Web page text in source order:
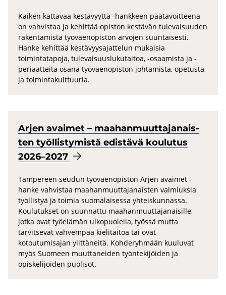
Kaiken kattavaa kestävyyttä -hankkeen päätavoitteena
on vahvistaa ja kehittää opiston kestävän tulevaisuuden
rakentamista työväenopiston arvojen suuntaisesti.
Hanke kehittää kestävyysajattelun mukaisia
toimintatapoja, tulevaisuuslukutaitoa, -osaamista ja -
periaatteita osana työväenopiston johtamista, opetusta
ja toimintakulttuuria.
Arjen avai­met – maa­han­muut­ta­ja­nais­
ten työl­lis­ty­mis­tä edis­tä­vä kou­lu­tus
2026–2027
Tampereen seudun työväenopiston Arjen avaimet -
hanke vahvistaa maahanmuuttajanaisten valmiuksia
työllistyä ja toimia suomalaisessa yhteiskunnassa.
Koulutukset on suunnattu maahanmuuttajanaisille,
jotka ovat työelämän ulkopuolella, työssä mutta
tarvitsevat vahvempaa kielitaitoa tai ovat
kotoutumisajan ylittäneitä. Kohderyhmään kuuluvat
myös Suomeen muuttaneiden työntekijöiden ja
opiskelijoiden puolisot.